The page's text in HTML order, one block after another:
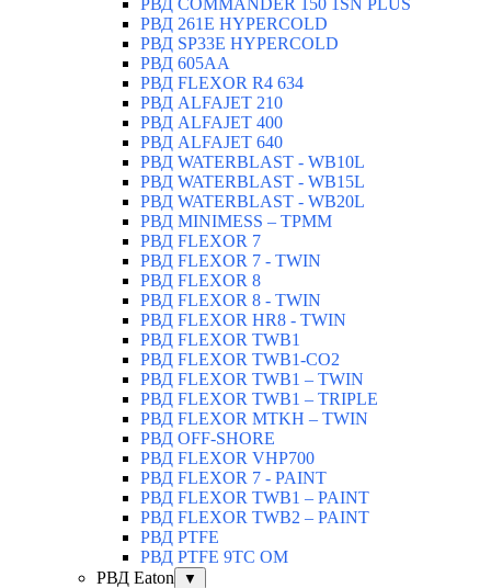
РВД 261E HYPERCOLD
РВД SP33E HYPERCOLD
РВД 605AA
РВД FLEXOR R4 634
РВД ALFAJET 210
РВД ALFAJET 400
РВД ALFAJET 640
РВД WATERBLAST - WB10L
РВД WATERBLAST - WB15L
РВД WATERBLAST - WB20L
РВД MINIMESS – TPMM
РВД FLEXOR 7
РВД FLEXOR 7 - TWIN
РВД FLEXOR 8
РВД FLEXOR 8 - TWIN
РВД FLEXOR HR8 - TWIN
РВД FLEXOR TWB1
РВД FLEXOR TWB1-CO2
РВД FLEXOR TWB1 – TWIN
РВД FLEXOR TWB1 – TRIPLE
РВД FLEXOR MTKH – TWIN
РВД OFF-SHORE
РВД FLEXOR VHP700
РВД FLEXOR 7 - PAINT
РВД FLEXOR TWB1 – PAINT
РВД FLEXOR TWB2 – PAINT
РВД PTFE
РВД PTFE 9TC OM
РВД Eaton
▼